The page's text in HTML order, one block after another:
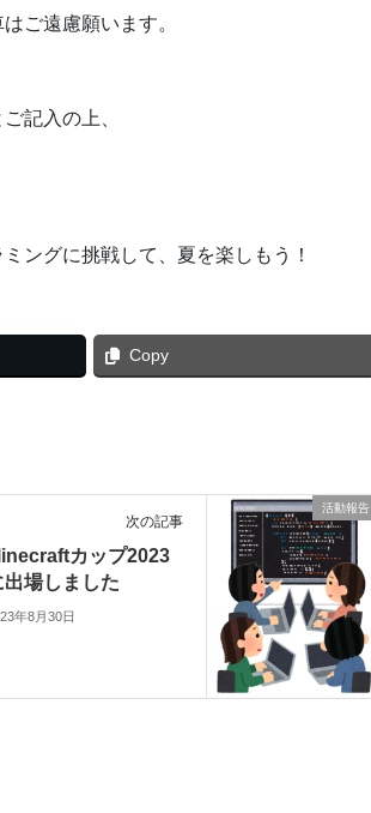
ご遠慮願います。
記入の上、
ングに挑戦して、夏を楽しもう！
Copy
活動報告
次の記事
カップ2023
出場しました
年8月30日